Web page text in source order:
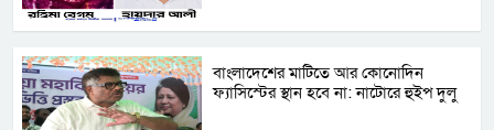
বাংলাদেশের মাটিতে আর কোনোদিন
ফ্যাসিস্টের স্থান হবে না: নাটোরে হুইপ দুলু